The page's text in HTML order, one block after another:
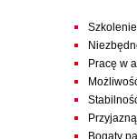
Pracę w
Bogaty